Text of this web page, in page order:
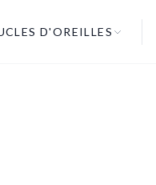
D'OREILLES